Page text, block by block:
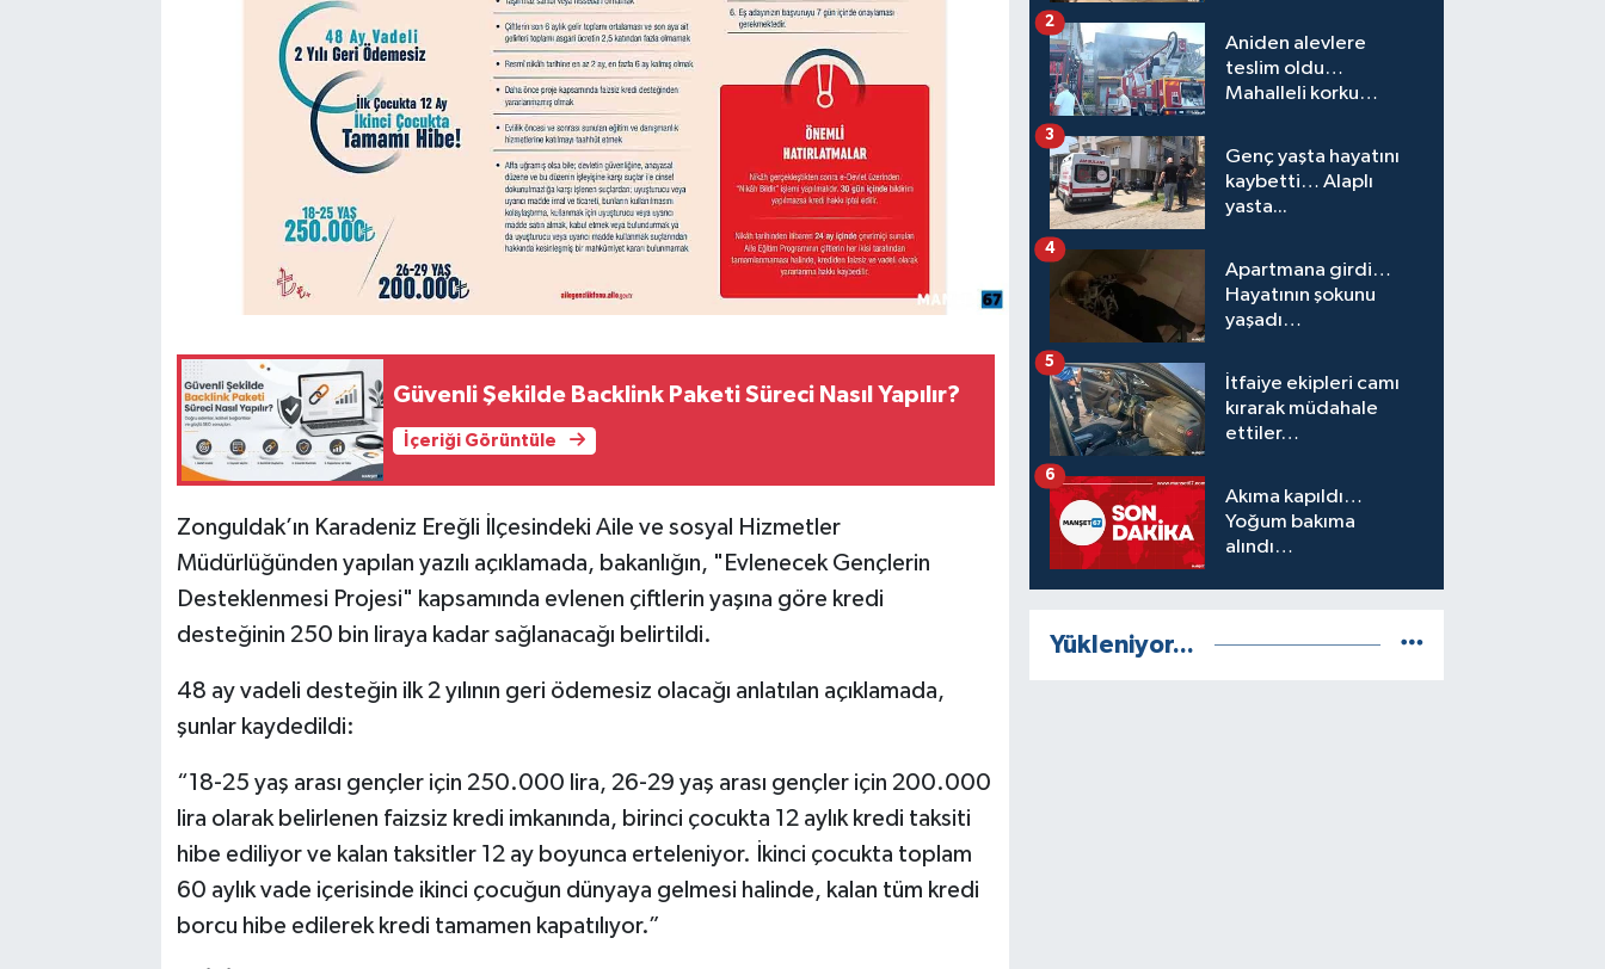
Güvenli Şekilde Backlink Paketi Süreci Nasıl Yapılır?
İçeriği Görüntüle
Zonguldak’ın Karadeniz Ereğli İlçesindeki Aile ve sosyal Hizmetler
Müdürlüğünden yapılan yazılı açıklamada, bakanlığın, "Evlenecek Gençlerin
Desteklenmesi Projesi" kapsamında evlenen çiftlerin yaşına göre kredi
desteğinin 250 bin liraya kadar sağlanacağı belirtildi.
48 ay vadeli desteğin ilk 2 yılının geri ödemesiz olacağı anlatılan açıklamada,
şunlar kaydedildi:
“18-25 yaş arası gençler için 250.000 lira, 26-29 yaş arası gençler için 200.000
lira olarak belirlenen faizsiz kredi imkanında, birinci çocukta 12 aylık kredi taksiti
hibe ediliyor ve kalan taksitler 12 ay boyunca erteleniyor. İkinci çocukta toplam
60 aylık vade içerisinde ikinci çocuğun dünyaya gelmesi halinde, kalan tüm kredi
borcu hibe edilerek kredi tamamen kapatılıyor.”
Aniden alevlere
teslim oldu…
Mahalleli korku
2
Genç yaşta hayatını
kaybetti… Alaplı
yasta...
3
Apartmana girdi…
Hayatının şokunu
yaşadı…
4
İtfaiye ekipleri camı
kırarak müdahale
ettiler…
5
Akıma kapıldı…
Yoğum bakıma
alındı…
6
Yükleniyor...